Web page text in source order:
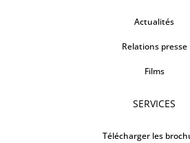
Actualités
Relations presse
Films
SERVICES
Télécharger les